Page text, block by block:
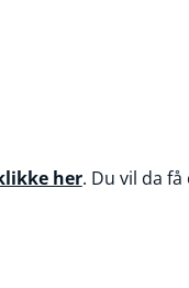
her. Du vil da